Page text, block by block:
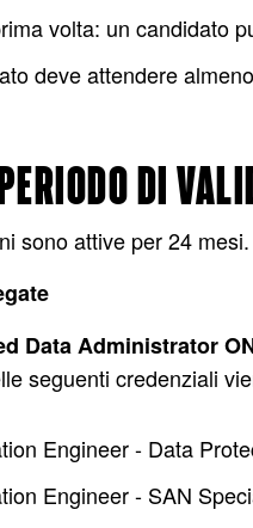
volta: un candidato
deve attendere
DI
sono attive per 24 mesi.
Data Administrator
seguenti credenziali
Engineer - Data
Engineer - SAN